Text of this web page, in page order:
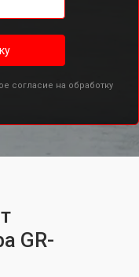
согласие на обработку
GR-